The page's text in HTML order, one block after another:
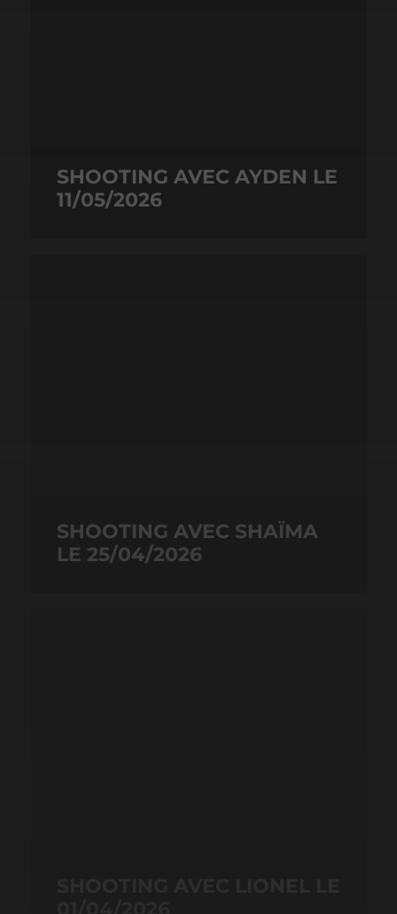
SHOOTING AVEC AYDEN LE
11/05/2026
SHOOTING AVEC SHAÏMA
LE 25/04/2026